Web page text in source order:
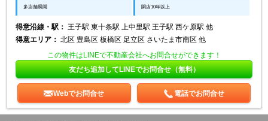
多店舗展開 開店10年以上
得意沿線・駅：
王子駅 東十条駅 上中里駅 王子駅 西ケ原駅 他
得意エリア： 北区 豊島区 板橋区 足立区 さいたま市南区 他
この物件はLINEで不動産会社へお問合せができます！
友だち追加してLINEでお問合せ（無料）
Webでお問合せ 電話でお問合せ